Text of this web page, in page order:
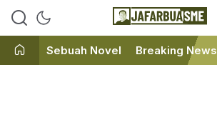
JafarBua
Ini bukan Media Online, Ini
Sebuah Novel Breaking News